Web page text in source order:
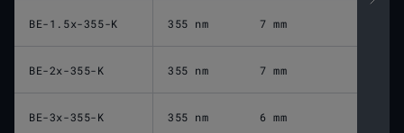
BE-1.5x-355-K 355 nm 7 mm
BE-2x-355-K 355 nm 7 mm
BE-3x-355-K 355 nm 6 mm